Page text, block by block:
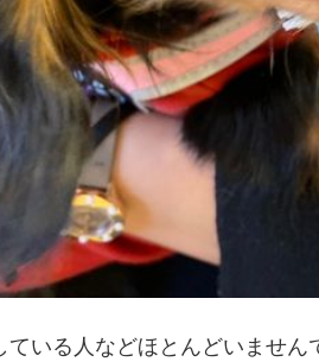
いる人などほとんどいません